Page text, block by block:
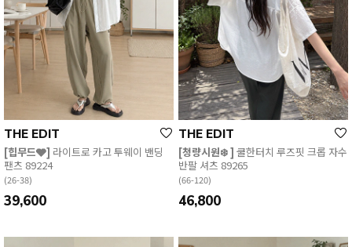
THE EDIT
[힙무드🩶] 라이트로 카고 투웨이 밴딩
팬츠 89224
(26-38)
39,600
THE EDIT
[청량시원❄️ ] 쿨한터치 루즈핏 크롭 자수
반팔 셔츠 89265
(66-120)
46,800